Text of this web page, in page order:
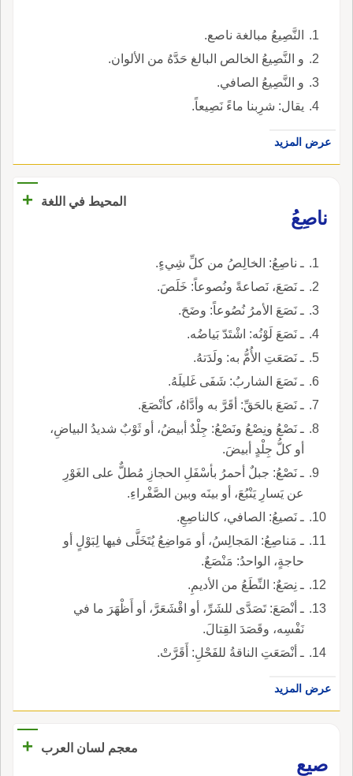
النَّصِيعُ مبالغة ناصع.
و النَّصِيعُ الخالص البالغ حَدَّهُ من الألوان.
و النَّصِيعُ الصافي.
يقال: شرِبنا ماءً نَصِيعاً.
عرض المزيد
المحيط في اللغة
+
ناصِعُ
ـ ناصِعُ: الخالِصُ من كلِّ شِيءٍ.
ـ نَصَعَ، نَصاعةً ونُصوعاً: خَلَصَ.
ـ نَصَعَ الأمرُ نُصُوعاً: وضَحَ.
ـ نَصَعَ لَوْنُه: اشْتَدّ بَياضُه.
ـ نَصَعَتِ الأُمُّ به: ولَدَتهُ.
ـ نَصَعَ الشاربُ: شَفَى غَليلَهُ.
ـ نَصَعَ بالحَقِّ: أقَرَّ به وأدَّاهُ، كأنْصَعَ.
ـ نَصْعُ ونِصْعُ ونَصْعُ: جِلْدٌ أبيضُ، أو ثَوْبٌ شديدُ البياضِ،
أو كلُّ جِلْدٍ أبيضَ.
ـ نَصْعُ: جبلٌ أحمرُ بأسْفَلِ الحجازِ مُطلٌّ على الغَوْرِ
عن يَسارِ يَنْبُعَ، أو بينَه وبين الصَّفْراءِ.
ـ نَصيعُ: الصافي، كالناصِعِ.
ـ مَناصِعُ: المَجالِسُ، أو مَواضِعُ يُتَخَلَّى فيها لِبَوْلٍ أو
حاجةٍ، الواحدُ: مَنْصَعٌ.
ـ نِصَعٌ: النِّطَعُ من الأديمِ.
ـ أنْصَعَ: تَصَدَّى للشَرِّ، أو اقْشَعَرَّ، أو أَظْهَرَ ما في
نَفْسِه، وقَصَدَ القِتالَ.
ـ أنْصَعَتِ الناقةُ للفَحْلِ: أَقَرَّتْ.
عرض المزيد
معجم لسان العرب
+
صيع